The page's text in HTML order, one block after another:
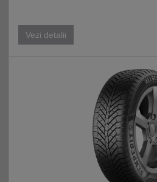
Vezi detalii